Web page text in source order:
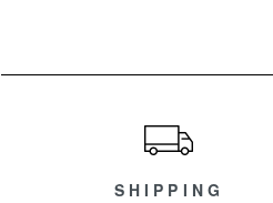
SHIPPING